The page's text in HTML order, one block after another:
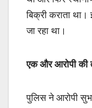
बिक्री कराता
जा रहा था।
एक और आरोपी की
पुलिस ने आरोपी